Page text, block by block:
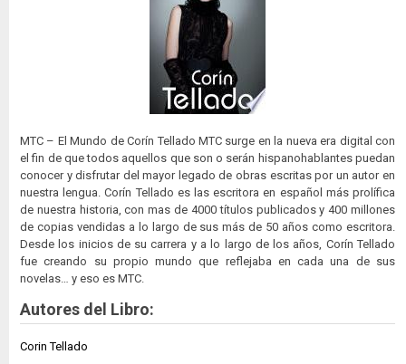
MTC – El Mundo de Corín Tellado MTC surge en la nueva era digital con
el fin de que todos aquellos que son o serán hispanohablantes puedan
conocer y disfrutar del mayor legado de obras escritas por un autor en
nuestra lengua. Corín Tellado es las escritora en español más prolífica
de nuestra historia, con mas de 4000 títulos publicados y 400 millones
de copias vendidas a lo largo de sus más de 50 años como escritora.
Desde los inicios de su carrera y a lo largo de los años, Corín Tellado
fue creando su propio mundo que reflejaba en cada una de sus
novelas… y eso es MTC.
Autores del Libro:
Corin Tellado